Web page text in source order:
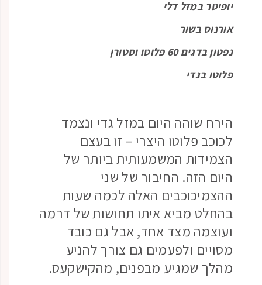
יופיטר במזל דלי
אורנוס בשור
נפטון בדגים 60 פלוטו וסטורן
פלוטו בגדי
הירח שוהה היום במזל גדי ונצמד
לכוכב פלוטו היצרי – זו בעצם
הצמידות המשמעותית ביותר של
היום הזה. החיבור של שני
ההצמיכוכבים האלה לכמה שעות
בהחלט מביא איתו תחושות של דרמה
ועוצמה מצד אחד, אבל גם כובד
מסויים ולפעמים גם צורך להניע
מהלך שמגיע מבפנים, מהקישקעס.